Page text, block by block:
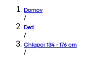
Domov
/
Deti
/
Chlapci 134 - 176 cm
/